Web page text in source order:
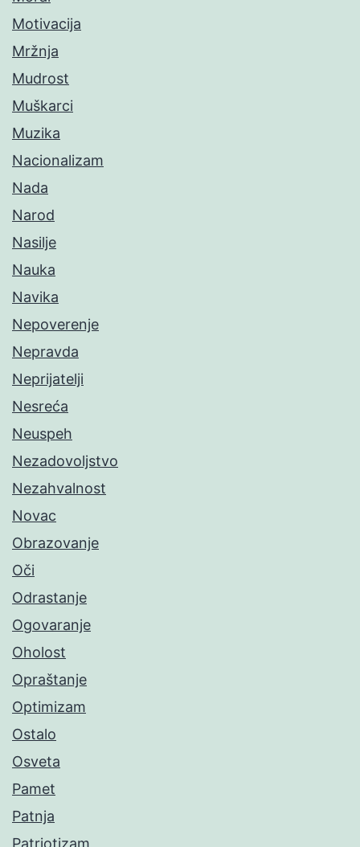
Motivacija
Mržnja
Mudrost
Muškarci
Muzika
Nacionalizam
Nada
Narod
Nasilje
Nauka
Navika
Nepoverenje
Nepravda
Neprijatelji
Nesreća
Neuspeh
Nezadovoljstvo
Nezahvalnost
Novac
Obrazovanje
Oči
Odrastanje
Ogovaranje
Oholost
Opraštanje
Optimizam
Ostalo
Osveta
Pamet
Patnja